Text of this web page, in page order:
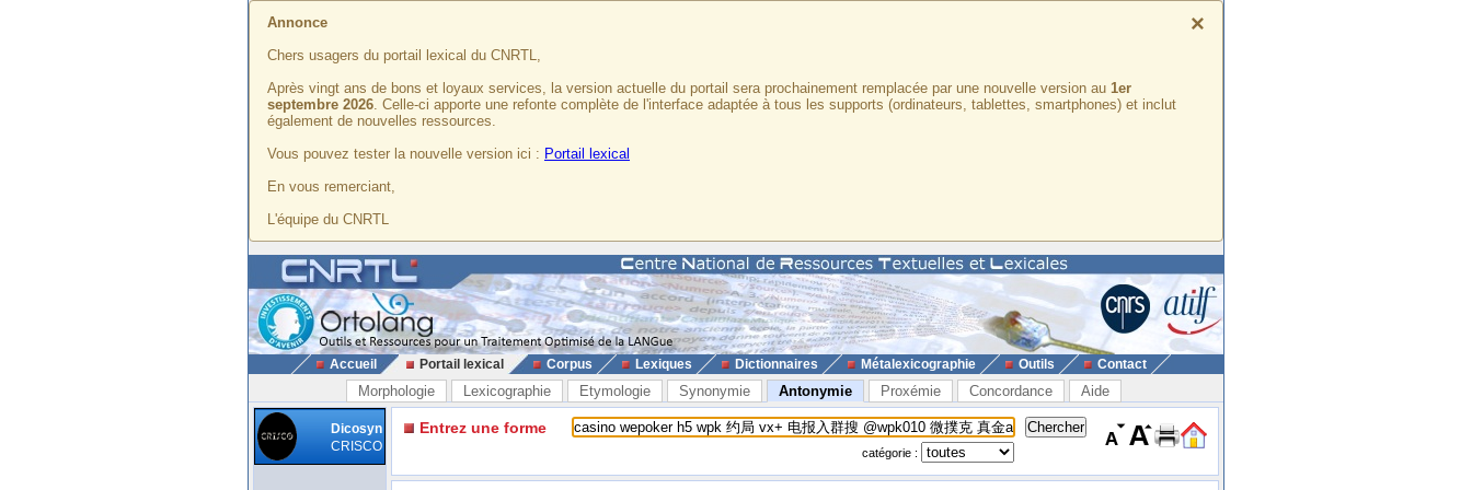
×
Annonce
Chers usagers du portail lexical du CNRTL,
Après vingt ans de bons et loyaux services, la version actuelle du portail sera prochainement remplacée par une nouvelle version au 1er
septembre 2026. Celle-ci apporte une refonte complète de l'interface adaptée à tous les supports (ordinateurs, tablettes, smartphones) et inclut
également de nouvelles ressources.
Vous pouvez tester la nouvelle version ici : Portail lexical
En vous remerciant,
L'équipe du CNRTL
Accueil Portail lexical Corpus Lexiques Dictionnaires Métalexicographie Outils Contact
Morphologie Lexicographie Etymologie Synonymie Antonymie Proxémie Concordance Aide
Dicosyn
CRISCO
Entrez une forme
catégorie :